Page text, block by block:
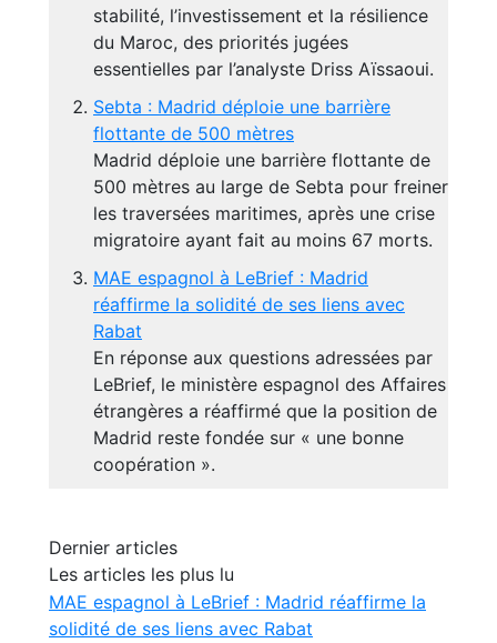
stabilité, l’investissement et la résilience
du Maroc, des priorités jugées
essentielles par l’analyste Driss Aïssaoui.
Sebta : Madrid déploie une barrière
flottante de 500 mètres
Madrid déploie une barrière flottante de
500 mètres au large de Sebta pour freiner
les traversées maritimes, après une crise
migratoire ayant fait au moins 67 morts.
MAE espagnol à LeBrief : Madrid
réaffirme la solidité de ses liens avec
Rabat
En réponse aux questions adressées par
LeBrief, le ministère espagnol des Affaires
étrangères a réaffirmé que la position de
Madrid reste fondée sur « une bonne
coopération ».
Dernier articles
Les articles les plus lu
MAE espagnol à LeBrief : Madrid réaffirme la
solidité de ses liens avec Rabat